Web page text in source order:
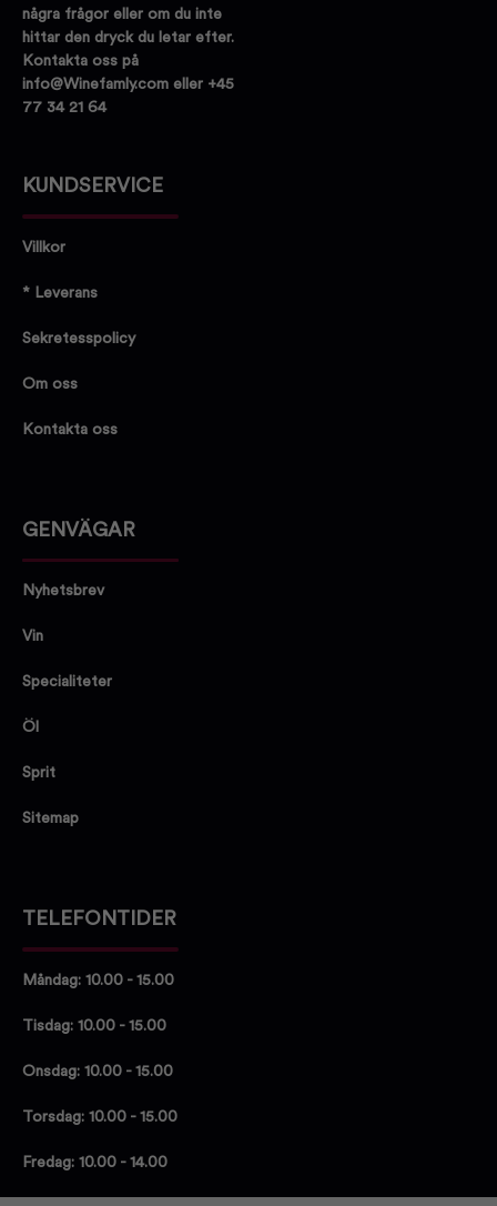
några frågor eller om du inte
hittar den dryck du letar efter.
Kontakta oss på
info@Winefamly.com eller +45
77 34 21 64
KUNDSERVICE
Villkor
* Leverans
Sekretesspolicy
Om oss
Kontakta oss
GENVÄGAR
Nyhetsbrev
Vin
Specialiteter
Öl
Sprit
Sitemap
TELEFONTIDER
Måndag: 10.00 - 15.00
Tisdag: 10.00 - 15.00
Onsdag: 10.00 - 15.00
Torsdag: 10.00 - 15.00
Fredag: 10.00 - 14.00